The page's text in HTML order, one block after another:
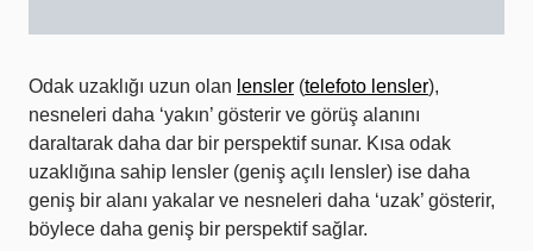
Odak uzaklığı uzun olan lensler (telefoto lensler),
nesneleri daha ‘yakın’ gösterir ve görüş alanını
daraltarak daha dar bir perspektif sunar. Kısa odak
uzaklığına sahip lensler (geniş açılı lensler) ise daha
geniş bir alanı yakalar ve nesneleri daha ‘uzak’ gösterir,
böylece daha geniş bir perspektif sağlar.